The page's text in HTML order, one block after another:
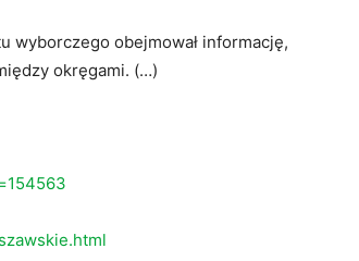
wyborczego obejmował informację,
okręgami. (…)